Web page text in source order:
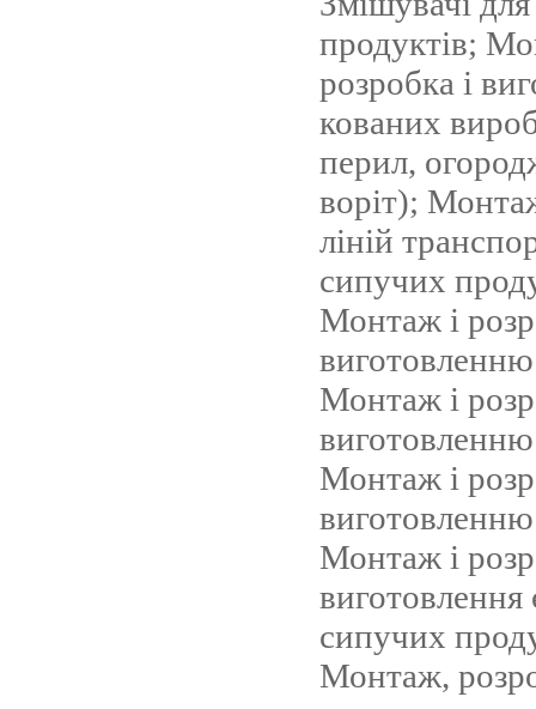
продуктів;
розробка і
кованих
перил,
воріт);
ліній
сипучих
Монтаж і
Монтаж і
Монтаж і
Монтаж і
сипучих
Монтаж,